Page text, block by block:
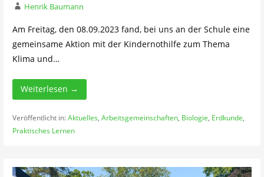
Henrik Baumann
Am Freitag, den 08.09.2023 fand, bei uns an der Schule eine
gemeinsame Aktion mit der Kindernothilfe zum Thema
Klima und…
Weiterlesen →
Veröffentlicht in:Aktuelles, Arbeitsgemeinschaften, Biologie, Erdkunde,
Praktisches Lernen